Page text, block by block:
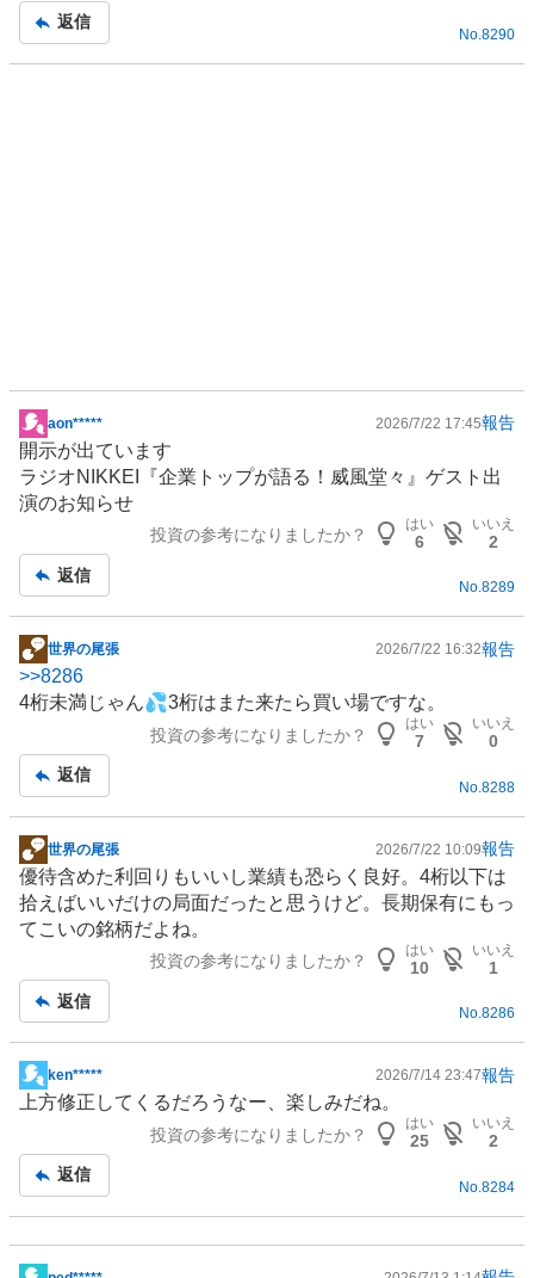
返信
No. 8290
掲
示
板
記
aon***** 2026/7/22 17:45報告
開示が出ています
ラジオNIKKEI『企業トップが語る！威風堂々』ゲスト出
演のお知らせ
投資の参考になりましたか？
はい
6
いいえ
2
返信
No.8289
掲
示
板
世界の尾張 2026/7/22 16:32報告
>>8286
4桁未満じゃん💦3桁はまた来たら買い場ですな。
投資の参考になりましたか？
はい
7
いいえ
0
返信
No. 8288
掲
示
板
記
世界の尾張 2026/7/22 10:09報告
優待含めた利回りもいいし業績も恐らく良好。4桁以下は
拾えばいいだけの局面だったと思うけど。長期保有にもっ
てこいの銘柄だよね。
投資の参考になりましたか？
はい
10
いいえ
1
返信
No.8286
掲
示
事
ken***** 2026/7/14 23:47報告
上方修正してくるだろうなー、楽しみだね。
投資の参考になりましたか？
はい
25
いいえ
2
返信
No. 8284